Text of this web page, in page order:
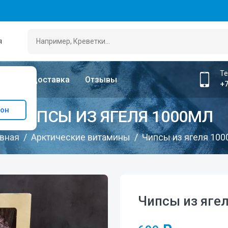
Доставка Отзывы
ЧИПСЫ ИЗ ЯГЕЛЯ 1000МЛ
Арктические витамины Чипсы из ягеля
Чипсы из